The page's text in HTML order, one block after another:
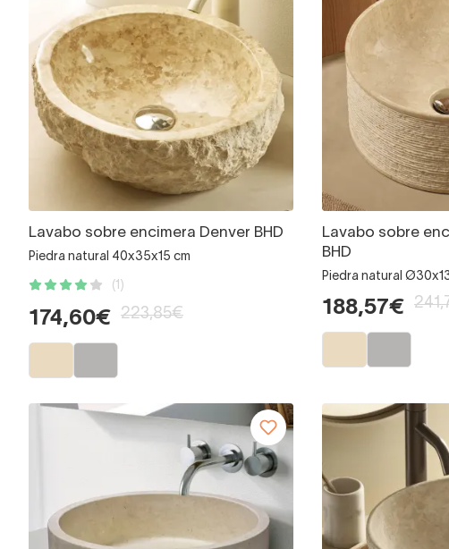
Lavabo sobre encimera Denver BHD
Piedra natural 40x35x15 cm
(1)
174,60€ 223,85€
Lavabo sobre
BHD
Piedra natural
188,57€